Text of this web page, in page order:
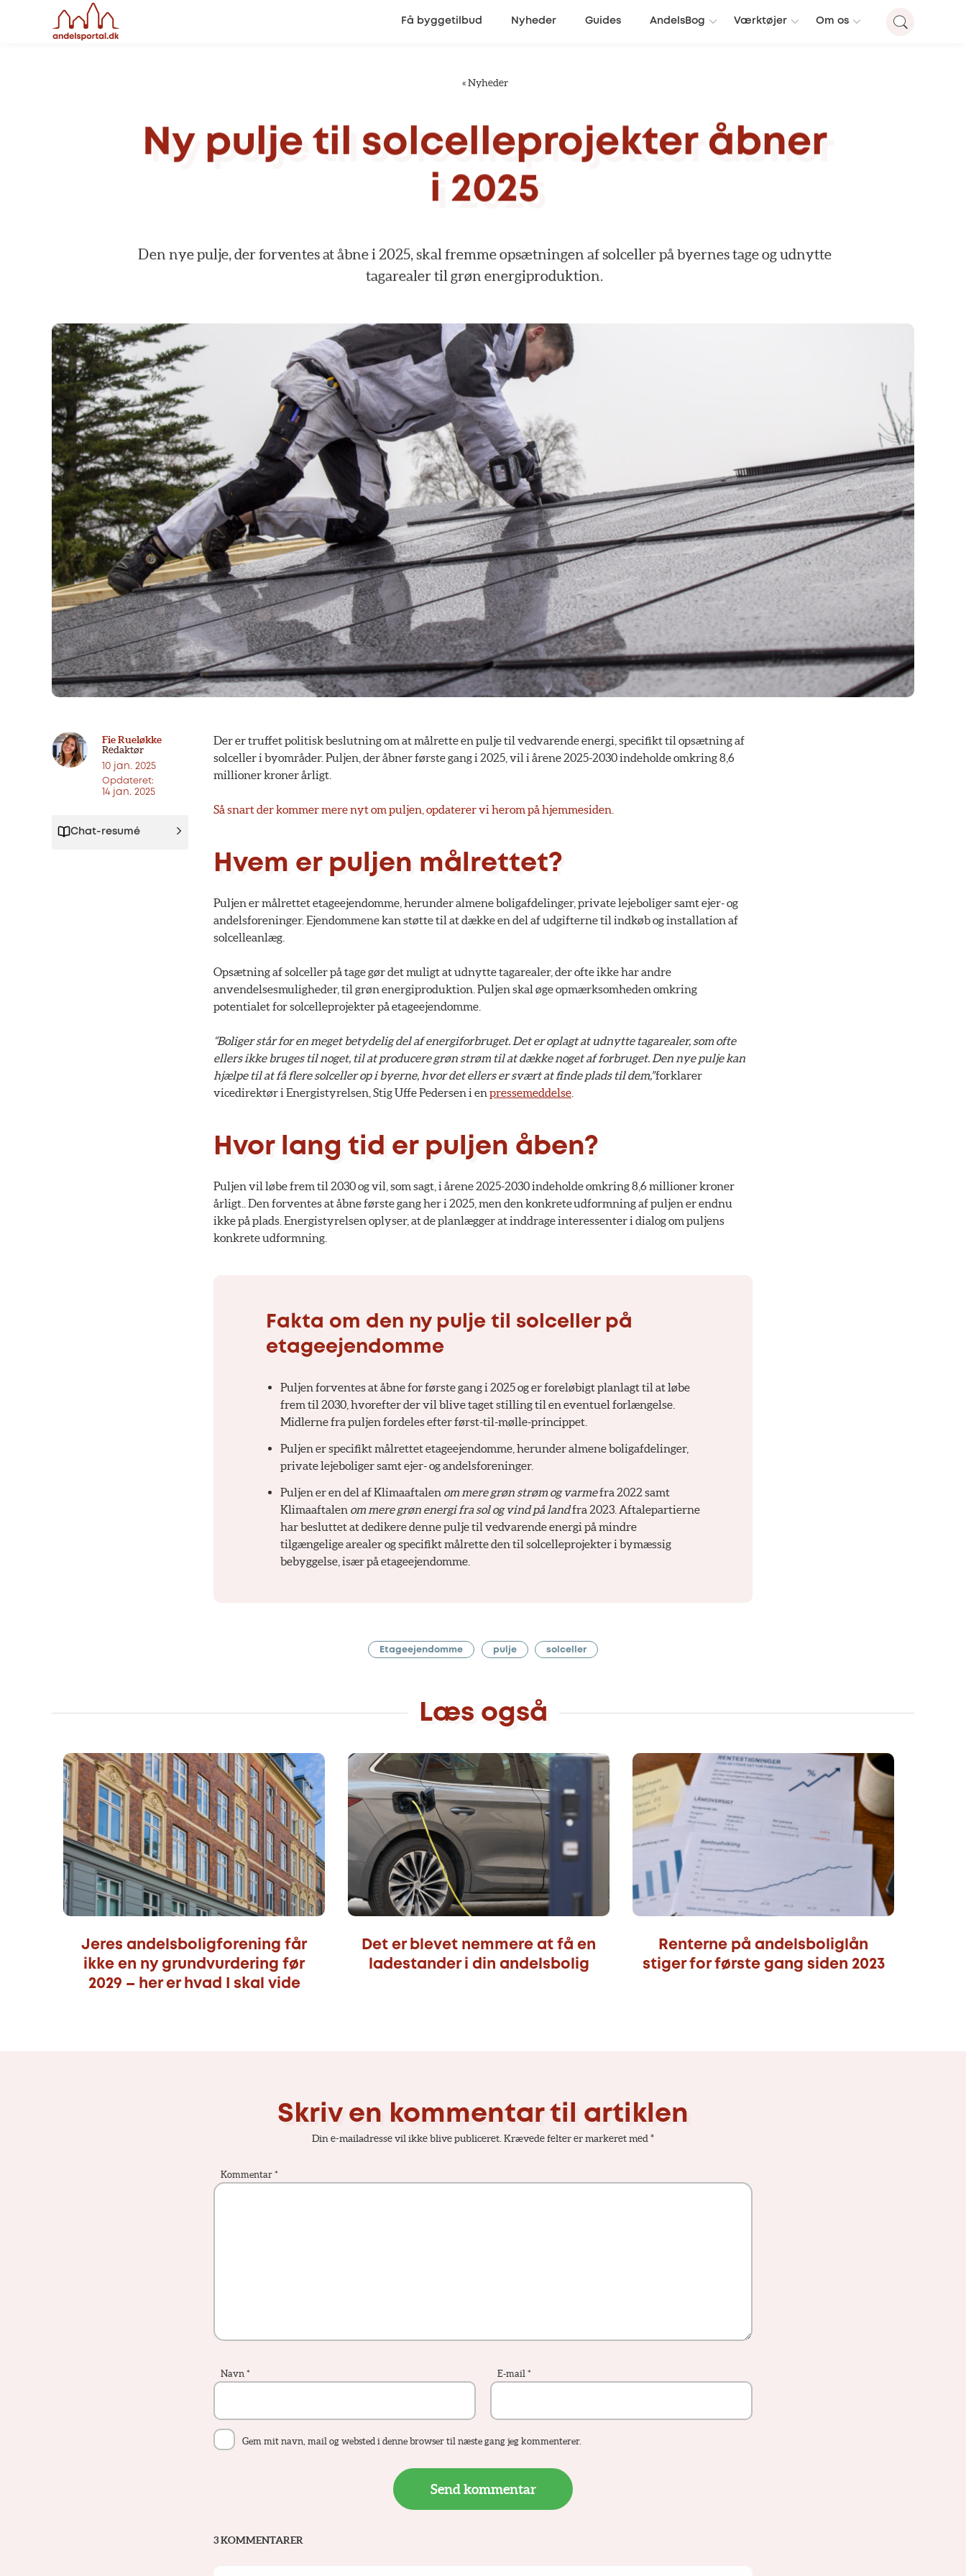
Få byggetilbud Nyheder Guides AndelsBog Værktøjer Om os
« Nyheder
Ny pulje til solcelleprojekter åbner
i 2025
Den nye pulje, der forventes at åbne i 2025, skal fremme opsætningen af solceller på byernes tage og udnytte
tagarealertil grøn energiproduktion.
Fie Rueløkke
Redaktør
10 jan. 2025
Opdateret:
14 jan. 2025
Chat-resumé
Der er truffet politisk beslutning om at målrette en pulje til vedvarende energi, specifikt til opsætning af
solceller i byområder. Puljen, der åbner første gang i 2025, vil i årene 2025-2030 indeholde omkring 8,6
millioner kroner årligt.
Så snart der kommer mere nyt om puljen, opdaterer vi herom på hjemmesiden.
Hvem er puljen målrettet?
Puljen er målrettet etageejendomme, herunder almene boligafdelinger, private lejeboliger samt ejer- og
andelsforeninger. Ejendommene kan støtte til at dække en del af udgifterne til indkøb og installation af
solcelleanlæg.
Opsætning af solceller på tage gør det muligt at udnytte tagarealer, der ofte ikke har andre
anvendelsesmuligheder, til grøn energiproduktion. Puljen skal øge opmærksomheden omkring
potentialet for solcelleprojekter på etageejendomme.
“Boliger står for en meget betydelig del af energiforbruget. Det er oplagt at udnytte tagarealer, som ofte
ellers ikke bruges til noget, til at producere grøn strøm til at dække noget af forbruget. Den nye pulje kan
hjælpe til at få flere solceller op i byerne, hvor det ellers er svært at finde plads til dem,”forklarer
vicedirektør i Energistyrelsen, Stig Uffe Pedersen i en pressemeddelse
Hvor lang tid er puljen åben?
Puljen vil løbe frem til 2030 og vil, som sagt, i årene 2025-2030 indeholde omkring 8,6 millioner kroner
årligt.. Den forventes at åbne første gang her i 2025, men den konkrete udformning af puljen er endnu
ikke på plads. Energistyrelsen oplyser, at de planlægger at inddrage interessenter i dialog om puljens
konkrete udformning.
Fakta om den ny pulje til solceller på
etageejendomme
Puljen forventes at åbne for første gang i 2025 og er foreløbigt planlagt til at løbe
frem til 2030, hvorefter der vil blive taget stilling til en eventuel forlængelse.
Midlerne fra puljen fordeles efter først-til-mølle-princippet.
Puljen er specifikt målrettet etageejendomme, herunder almene boligafdelinger,
private lejeboliger samt ejer- og andelsforeninger.
Puljen er en del af Klimaaftalen om mere grøn strøm og varmefra 2022 samt
Klimaaftalen om mere grøn energi fra sol og vind på landfra 2023. Aftalepartierne
har besluttet at dedikere denne pulje til vedvarende energi på mindre
tilgængelige arealer og specifikt målrette den til solcelleprojekter i bymæssig
bebyggelse, især på etageejendomme.
Etageejendomme pulje solceller
Læs også
Jeres andelsboligforening får
ikke en ny grundvurdering før
2029 – her er hvad I skal vide
Det er blevet nemmere at få en
ladestander i din andelsbolig
Renterne på andelsboliglån
stiger for første gang siden 2023
Skriv en kommentar til artiklen
Din e-mailadresse vil ikke blive publiceret. Krævede felter er markeret med *
Kommentar *
Navn * E-mail *
Gem mit navn, mail og websted i denne browser til næste gang jeg kommenterer.
3 KOMMENTARER